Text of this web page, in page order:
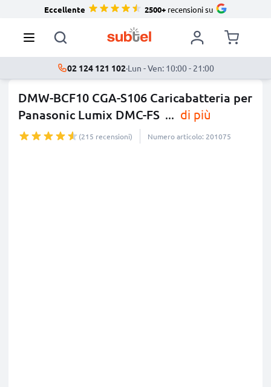
Eccellente 2500+recensioni su
02 124 121 102·Lun - Ven: 10:00 - 21:00
DMW-BCF10 CGA-S106 Caricabatteria per
Panasonic Lumix DMC-FS ... di più
(215 recensioni) Numero articolo: 201075